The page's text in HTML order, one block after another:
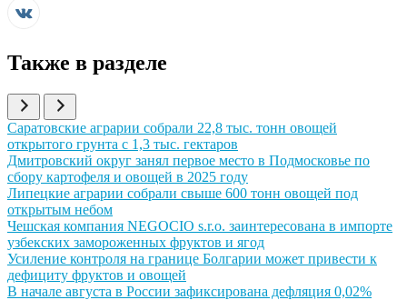
Также в разделе
Иллюстрация новости
Саратовские аграрии собрали 22,8 тыс. тонн овощей
открытого грунта с 1,3 тыс. гектаров
Иллюстрация новости
Дмитровский округ занял первое место в Подмосковье по
сбору картофеля и овощей в 2025 году
Иллюстрация новости
Липецкие аграрии собрали свыше 600 тонн овощей под
открытым небом
Иллюстрация новости
Чешская компания NEGOCIO s.r.o. заинтересована в импорте
узбекских замороженных фруктов и ягод
Иллюстрация новости
Усиление контроля на границе Болгарии может привести к
дефициту фруктов и овощей
Иллюстрация новости
В начале августа в России зафиксирована дефляция 0,02%